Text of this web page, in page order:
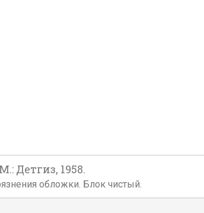
Детгиз, 1958.
обложки. Блок чистый.